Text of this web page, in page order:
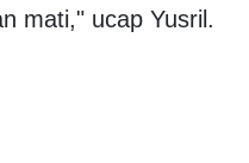
mati," ucap Yusril.